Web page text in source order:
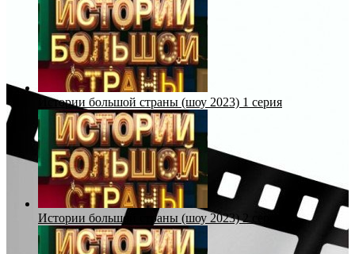
Истории большой страны (шоу 2023) 1 серия
Истории большой страны (шоу 2023) 2 серия